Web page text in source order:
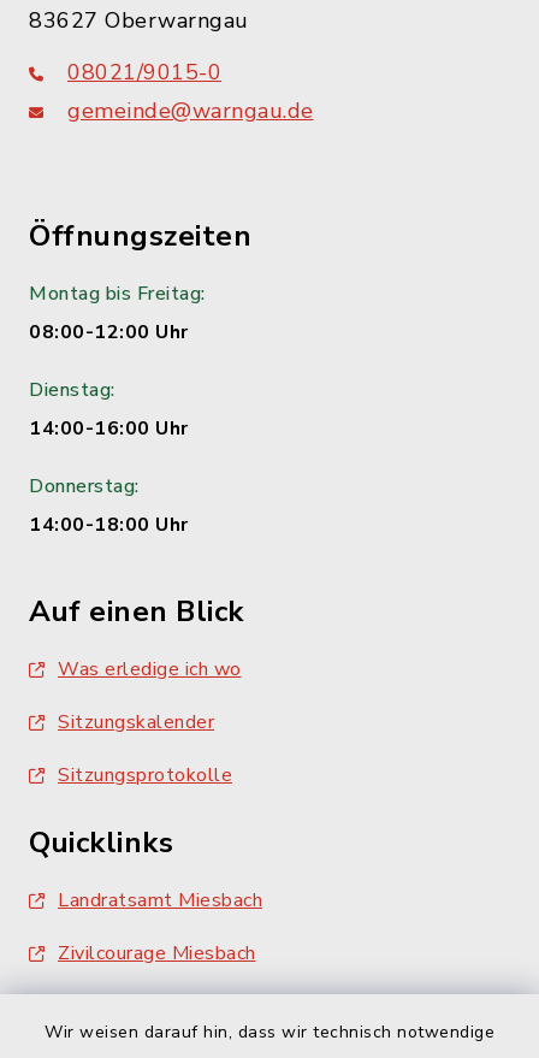
Wir weisen darauf hin, dass wir technisch notwendige
83627 Oberwarngau
08021/9015-0
gemeinde@warngau.de
Öffnungszeiten
Montag bis Freitag:
08:00-12:00 Uhr
Dienstag:
14:00-16:00 Uhr
Donnerstag:
14:00-18:00 Uhr
Auf einen Blick
Was erledige ich wo
Sitzungskalender
Sitzungsprotokolle
Quicklinks
Landratsamt Miesbach
Zivilcourage Miesbach